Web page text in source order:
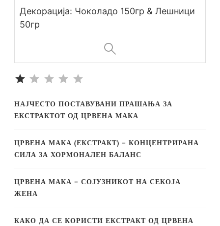
Декорација: Чоколадо 150гр & Лешници
50гр
НАЈЧЕСТО ПОСТАВУВАНИ ПРАШАЊА ЗА
ЕКСТРАКТОТ ОД ЦРВЕНА МАКА
ЦРВЕНА МАКА (ЕКСТРАКТ) – КОНЦЕНТРИРАНА
СИЛА ЗА ХОРМОНАЛЕН БАЛАНС
ЦРВЕНА МАКА – СОЈУЗНИКОТ НА СЕКОЈА
ЖЕНА
КАКО ДА СЕ КОРИСТИ ЕКСТРАКТ ОД ЦРВЕНА